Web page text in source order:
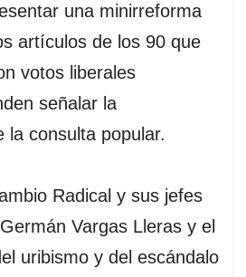
una minirreforma
artículos de los 90 que
votos liberales
señalar la
la consulta popular.
Radical y sus jefes
Vargas Lleras y el
uribismo y del escándalo